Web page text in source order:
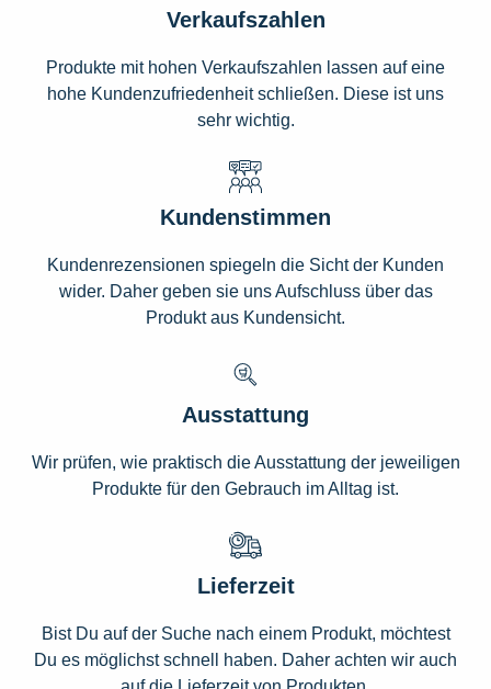
Verkaufszahlen
Produkte mit hohen Verkaufszahlen lassen auf eine
hohe Kundenzufriedenheit schließen. Diese ist uns
sehr wichtig.
Kundenstimmen
Kundenrezensionen spiegeln die Sicht der Kunden
wider. Daher geben sie uns Aufschluss über das
Produkt aus Kundensicht.
Ausstattung
Wir prüfen, wie praktisch die Ausstattung der jeweiligen
Produkte für den Gebrauch im Alltag ist.
Lieferzeit
Bist Du auf der Suche nach einem Produkt, möchtest
Du es möglichst schnell haben. Daher achten wir auch